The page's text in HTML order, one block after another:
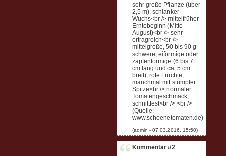
sehr große Pflanze (über
2,5 m), schlanker
Wuchs<br /> mittelfrüher
Erntebeginn (Mitte
August)<br /> sehr
ertragreich<br />
mittelgroße, 50 bis 90 g
schwere, eiförmige oder
zapfenförmige (6 bis 7
cm lang und ca. 5 cm
breit), rote Früchte,
manchmal mit stumpfer
Spitze<br /> normaler
Tomatengeschmack,
schnittfest<br /> <br />
(Quelle:
www.schoenetomaten.de)
Kommentar #2